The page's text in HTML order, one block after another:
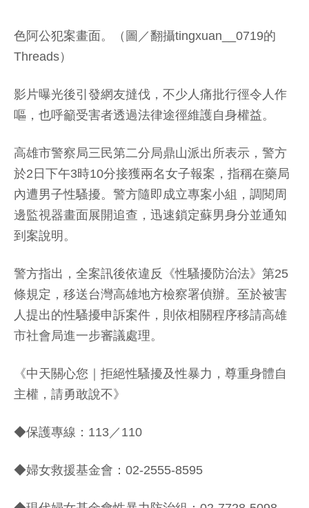
色阿公犯案畫面。（圖／翻攝tingxuan__0719的
Threads）
影片曝光後引發網友撻伐，不少人痛批行徑令人作
嘔，也呼籲受害者透過法律途徑維護自身權益。
高雄市警察局三民第二分局鼎山派出所表示，警方
於2日下午3時10分接獲兩名女子報案，指稱在藥局
內遭男子性騷擾。警方隨即成立專案小組，調閱周
邊監視器畫面展開追查，迅速鎖定蘇男身分並通知
到案說明。
警方指出，全案訊後依違反《性騷擾防治法》第25
條規定，移送台灣高雄地方檢察署偵辦。至於被害
人提出的性騷擾申訴案件，則依相關程序移請高雄
市社會局進一步審議處理。
《中天關心您｜拒絕性騷擾及性暴力，尊重身體自
主權，請勇敢說不》
◆保護專線：113／110
◆婦女救援基金會：02-2555-8595